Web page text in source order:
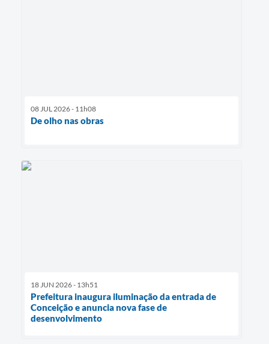
08 JUL 2026 - 11h08
De olho nas obras
18 JUN 2026 - 13h51
Prefeitura inaugura iluminação da entrada de
Conceição e anuncia nova fase de
desenvolvimento